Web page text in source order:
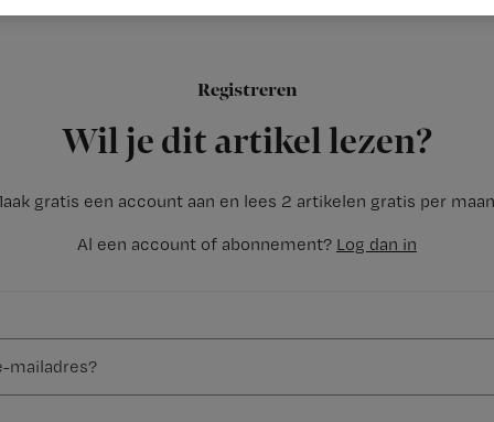
Registreren
Wil je dit artikel lezen?
gratis een account aan en lees 2 artikelen gratis per
Al een account of abonnement? Log dan in
Het is een bekend verschijnsel. Zodra een moeder met een